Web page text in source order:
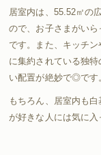
居室内は、55.52㎡の
ので、お子さまがいら
です。また、キッチ
に集約されている独
い配置が絶妙で◎です
もちろん、居室内も
が好きな人には気に入